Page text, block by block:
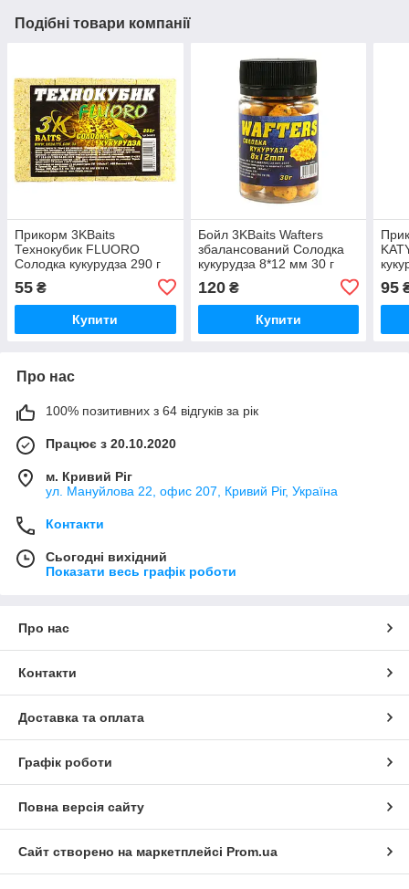
Подібні товари компанії
Прикорм 3KBaits
Технокубик FLUORO
Солодка кукурудза 290 г
55 ₴
Купити
Бойл 3KBaits Wafters
збалансований Солодка
кукурудза 8*12 мм 30 г
120₴
Купити
95
Про нас
100% позитивних з 64 відгуків за рік
Працює з 20.10.2020
м. Кривий Ріг
ул. Мануйлова 22, офис 207, Кривий Ріг, Україна
Контакти
Сьогодні вихідний
Показати весь графік роботи
Про нас
Контакти
Доставка та оплата
Графік роботи
Повна версія сайту
Сайт створено на маркетплейсі Prom.ua